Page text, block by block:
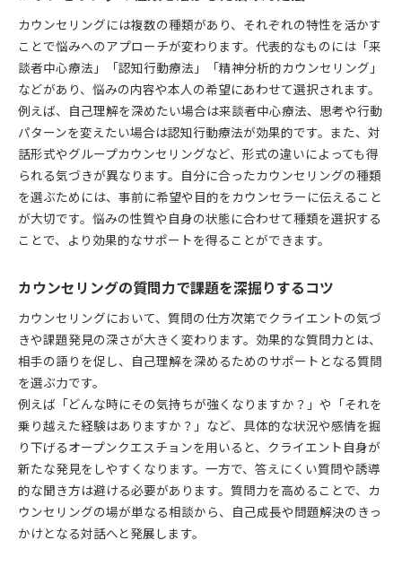
カウンセリングには複数の種類があり、それぞれの特性を活かす
ことで悩みへのアプローチが変わります。代表的なものには「来
談者中心療法」「認知行動療法」「精神分析的カウンセリング」
などがあり、悩みの内容や本人の希望にあわせて選択されます。
例えば、自己理解を深めたい場合は来談者中心療法、思考や行動
パターンを変えたい場合は認知行動療法が効果的です。また、対
話形式やグループカウンセリングなど、形式の違いによっても得
られる気づきが異なります。自分に合ったカウンセリングの種類
を選ぶためには、事前に希望や目的をカウンセラーに伝えること
が大切です。悩みの性質や自身の状態に合わせて種類を選択する
ことで、より効果的なサポートを得ることができます。
カウンセリングの質問力で課題を深掘りするコツ
カウンセリングにおいて、質問の仕方次第でクライエントの気づ
きや課題発見の深さが大きく変わります。効果的な質問力とは、
相手の語りを促し、自己理解を深めるためのサポートとなる質問
を選ぶ力です。
例えば「どんな時にその気持ちが強くなりますか？」や「それを
乗り越えた経験はありますか？」など、具体的な状況や感情を掘
り下げるオープンクエスチョンを用いると、クライエント自身が
新たな発見をしやすくなります。一方で、答えにくい質問や誘導
的な聞き方は避ける必要があります。質問力を高めることで、カ
ウンセリングの場が単なる相談から、自己成長や問題解決のきっ
かけとなる対話へと発展します。